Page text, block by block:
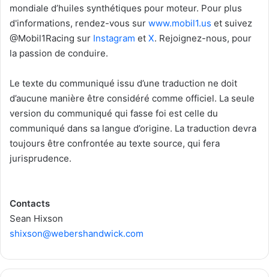
mondiale d’huiles synthétiques pour moteur. Pour plus
d'informations, rendez-vous sur www.mobil1.us et suivez
@Mobil1Racing sur Instagram et X. Rejoignez-nous, pour
la passion de conduire.
Le texte du communiqué issu d’une traduction ne doit
d’aucune manière être considéré comme officiel. La seule
version du communiqué qui fasse foi est celle du
communiqué dans sa langue d’origine. La traduction devra
toujours être confrontée au texte source, qui fera
jurisprudence.
Contacts
Sean Hixson
shixson@webershandwick.com